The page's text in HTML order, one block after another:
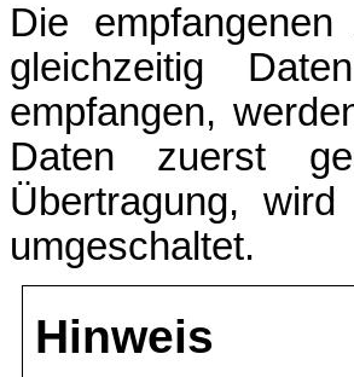
Die
gleichzeitig
empfangen,
Daten zuerst
Übertragung,
umgeschaltet.
Hinweis